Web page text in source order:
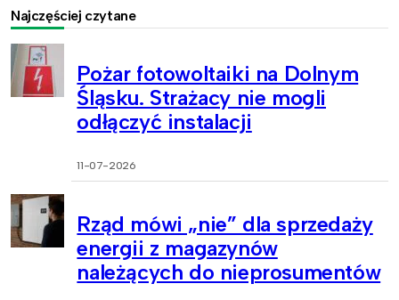
Najczęściej czytane
Pożar fotowoltaiki na Dolnym
Śląsku. Strażacy nie mogli
odłączyć instalacji
11-07-2026
Rząd mówi „nie” dla sprzedaży
energii z magazynów
należących do nieprosumentów